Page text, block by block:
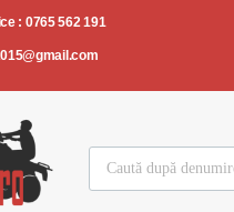
: 0765 562 191